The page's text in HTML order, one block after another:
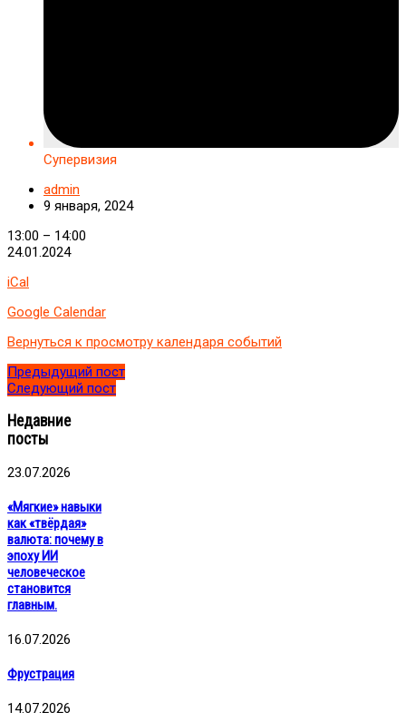
Супервизия
admin
9 января, 2024
Супервизия
13:00 – 14:00
24.01.2024
iCal
Google Calendar
Вернуться к просмотру календаря событий
Предыдущий пост
Следующий пост
Недавние
посты
23.07.2026
«Мягкие» навыки
как «твёрдая»
валюта: почему в
эпоху ИИ
человеческое
становится
главным.
16.07.2026
Фрустрация
14.07.2026